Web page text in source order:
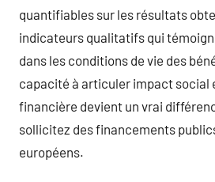
quantifiables sur les résultats
indicateurs qualitatifs qui
dans les conditions de vie des
capacité à articuler impact social
financière devient un vrai
sollicitez des financements
européens.